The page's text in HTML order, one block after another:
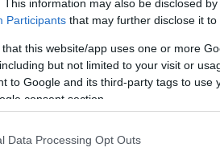
This information may also be disclosed
Participants that may further disclose it to
that this website/app uses one or more
but not limited to your visit or
to Google and its third-party tags to use
consent section.
Data Processing Opt Outs
titkos szerepes játék jár majd.
jön szembe GSO-n vagy a
a legjobbakat,